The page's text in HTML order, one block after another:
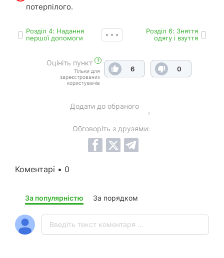
потерпілого.
Роздiл 4: Надання
першої допомоги
Роздiл 6: Зняття
одягу і взуття
Оцініть пункт ?
Тільки для
зареєстрованих
користувачів
6 0
Додати до обраного
Обговоріть з друзями:
Коментарі • 0
За популярністю За порядком